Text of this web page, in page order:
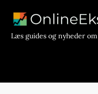
contentLæs guides og nyheder